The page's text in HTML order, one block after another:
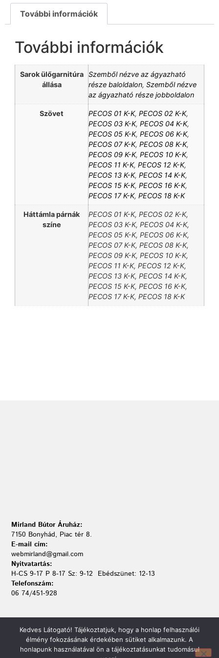
További információk
További információk
Sarok ülőgarnitúra
állása
Szemből nézve az ágyazható
része baloldalon, Szemből nézve
az ágyazható része jobboldalon
Szövet PECOS 01 K-K, PECOS 02 K-K,
PECOS 03 K-K, PECOS 04 K-K,
PECOS 05 K-K, PECOS 06 K-K,
PECOS 07 K-K, PECOS 08 K-K,
PECOS 09 K-K, PECOS 10 K-K,
PECOS 11 K-K, PECOS 12 K-K,
PECOS 13 K-K, PECOS 14 K-K,
PECOS 15 K-K, PECOS 16 K-K,
PECOS 17 K-K, PECOS 18 K-K
Háttámla párnák
színe
PECOS 01 K-K, PECOS 02 K-K,
PECOS 03 K-K, PECOS 04 K-K,
PECOS 05 K-K, PECOS 06 K-K,
PECOS 07 K-K, PECOS 08 K-K,
PECOS 09 K-K, PECOS 10 K-K,
PECOS 11 K-K, PECOS 12 K-K,
PECOS 13 K-K, PECOS 14 K-K,
PECOS 15 K-K, PECOS 16 K-K,
PECOS 17 K-K, PECOS 18 K-K
Mirland Bútor Áruház:
7150 Bonyhád, Piac tér 8.
E-mail cím:
webmirland@gmail.com
Nyitvatartás:
H-CS 9-17 P 8-17 Sz: 9-12 Ebédszünet: 12-13
Telefonszám:
06 74/451-928
Kedves Látogató! Tájékoztatjuk, hogy a honlap felhasználói
élmény fokozásának érdekében sütiket alkalmazunk. A
honlapunk használatával ön a tájékoztatásunkat tudomásul